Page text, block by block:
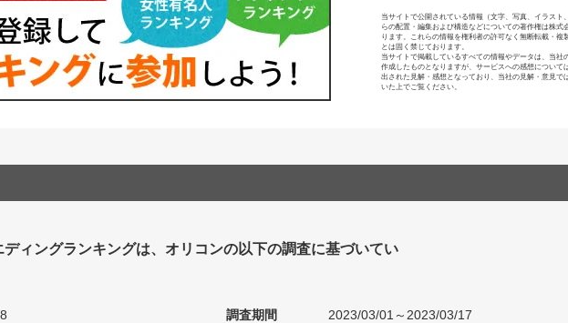
当サイトで公開されている情報（文字、写真、イラスト
らの配置・編集および構造などについての著作権は株式
ります。これらの情報を権利者の許可なく無断転載・複
とは固く禁じております。
当サイトで掲載しているすべての情報やデータは、当社
作成したものとなりますが、サービスへの感想について
出された見解・感想となっており、当社の見解・意見で
いた上でご覧ください。
ディングランキングは、オリコンの以下の調査に基づいてい
調査期間
2023/03/01～2023/03/17